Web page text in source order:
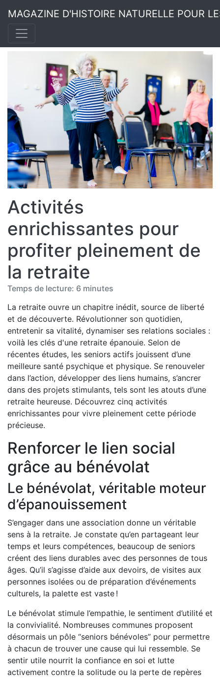
MAGAZINE D'HISTOIRE NATURELLE POUR
Activités
enrichissantes pour
profiter pleinement de
la retraite
Temps de lecture: 6 minutes
La retraite ouvre un chapitre inédit, source de liberté
et de découverte. Révolutionner son quotidien,
entretenir sa vitalité, dynamiser ses relations sociales :
voilà les clés d'une retraite épanouie. Selon de
récentes études, les seniors actifs jouissent d’une
meilleure santé psychique et physique. Se renouveler
dans l’action, développer des liens humains, s’ancrer
dans des projets stimulants, tels sont les atouts d’une
retraite heureuse. Découvrez cinq activités
enrichissantes pour vivre pleinement cette période
précieuse.
Renforcer le lien social
grâce au bénévolat
Le bénévolat, véritable moteur
d’épanouissement
S’engager dans une association donne un véritable
sens à la retraite. Je constate qu’en partageant leur
temps et leurs compétences, beaucoup de seniors
créent des liens durables avec des personnes de tous
âges. Qu’il s’agisse d’aide aux devoirs, de visites aux
personnes isolées ou de préparation d’événements
culturels, la palette est vaste !
Le bénévolat stimule l’empathie, le sentiment d’utilité et
la convivialité. Nombreuses communes proposent
désormais un pôle “seniors bénévoles” pour permettre
à chacun de trouver une cause qui lui ressemble. Se
sentir utile nourrit la confiance en soi et lutte
activement contre la solitude ou la perte de repères